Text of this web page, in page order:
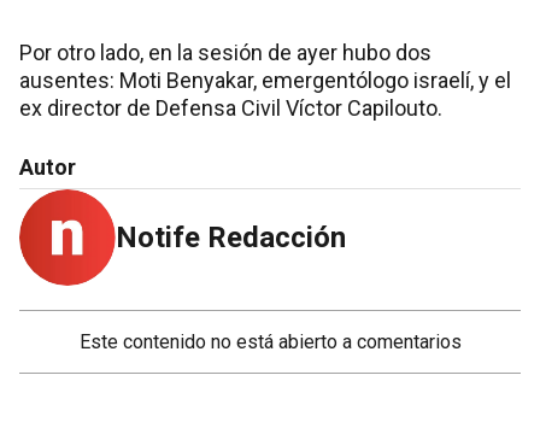
Por otro lado, en la sesión de ayer hubo dos
ausentes: Moti Benyakar, emergentólogo israelí, y el
ex director de Defensa Civil Víctor Capilouto.
Autor
Notife Redacción
Este contenido no está abierto a comentarios